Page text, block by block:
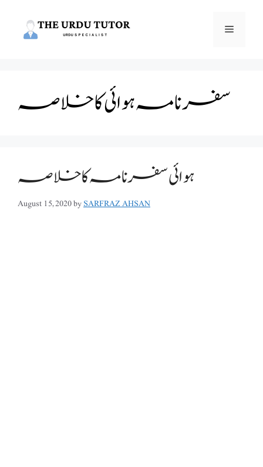
Menu
سفر نامہ ہوائی کا خلاصہ
ہوائی سفرنامہ کا خلاصہ
August 15, 2020bySARFRAZ AHSAN